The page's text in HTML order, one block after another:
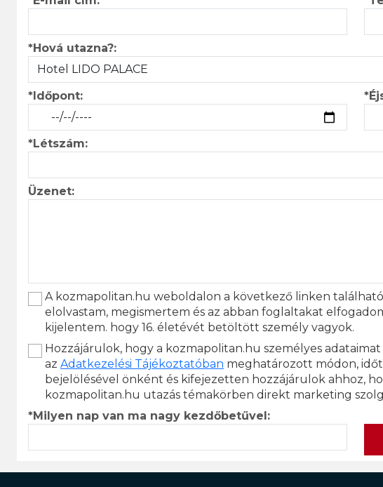
*Hová utazna?:
*Időpont:
*Létszám:
Üzenet:
A kozmapolitan.hu weboldalon a következő linken található
elolvastam, megismertem és az abban foglaltakat
kijelentem. hogy 16. életévét betöltött személy vagyok.
Hozzájárulok, hogy a kozmapolitan.hu személyes
az Adatkezelési Tájékoztatóban meghatározott módon,
bejelölésével önként és kifejezetten hozzájárulok ahhoz,
kozmapolitan.hu utazás témakörben direkt marketing
*Milyen nap van ma nagy kezdőbetűvel: